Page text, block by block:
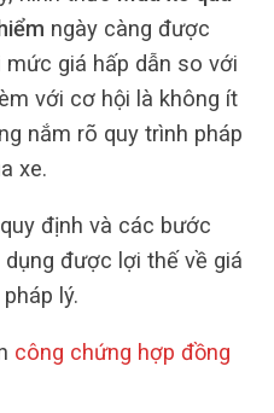
ngày càng được
giá hấp dẫn so với
với cơ hội là không ít
nắm rõ quy trình pháp
xe.
định và các bước
được lợi thế về giá
lý.
công chứng hợp đồng